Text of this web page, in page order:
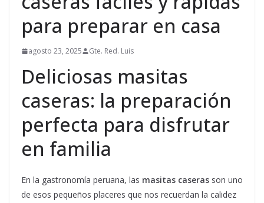
para preparar en casa
agosto 23, 2025 Gte. Red. Luis
Deliciosas masitas
caseras: la preparación
perfecta para disfrutar
en familia
En la gastronomía peruana, las masitas caseras son uno
de esos pequeños placeres que nos recuerdan la calidez